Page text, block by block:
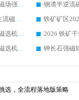
锰矿湿式磁选机：是磁场强度越高分选效果越好吗
河北承德铁矿 2026 主流磁选机龙头怎么挑？华体会手机网页版-华体会(中国) 选型实操技巧真实项目解析
甘肃钢渣塑料半逆流磁选机选购指南：靠谱厂家怎么选?行业口碑品牌推荐
山东钾长石矿强磁辊磁选机选购，怎样分辨优质厂家？靠谱行业品牌都在这吗
选，全流程落地版策略